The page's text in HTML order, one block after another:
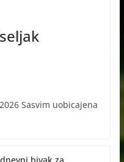
Sasvim uobicajena